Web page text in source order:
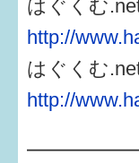
はぐくむ
http://
はぐくむ
http://